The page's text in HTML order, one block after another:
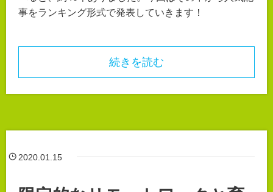
事をランキング形式で発表していきます！
続きを読む
2020.01.15